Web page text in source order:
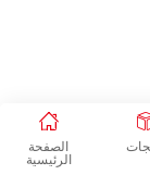
الصفحة
الرئيسية